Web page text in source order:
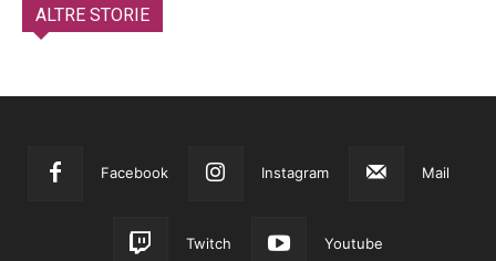
ALTRE STORIE
Facebook Instagram Mail
Twitch Youtube